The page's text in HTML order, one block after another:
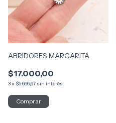
ABRIDORES MARGARITA
$17.000,00
3x $5.666,67 sin interés